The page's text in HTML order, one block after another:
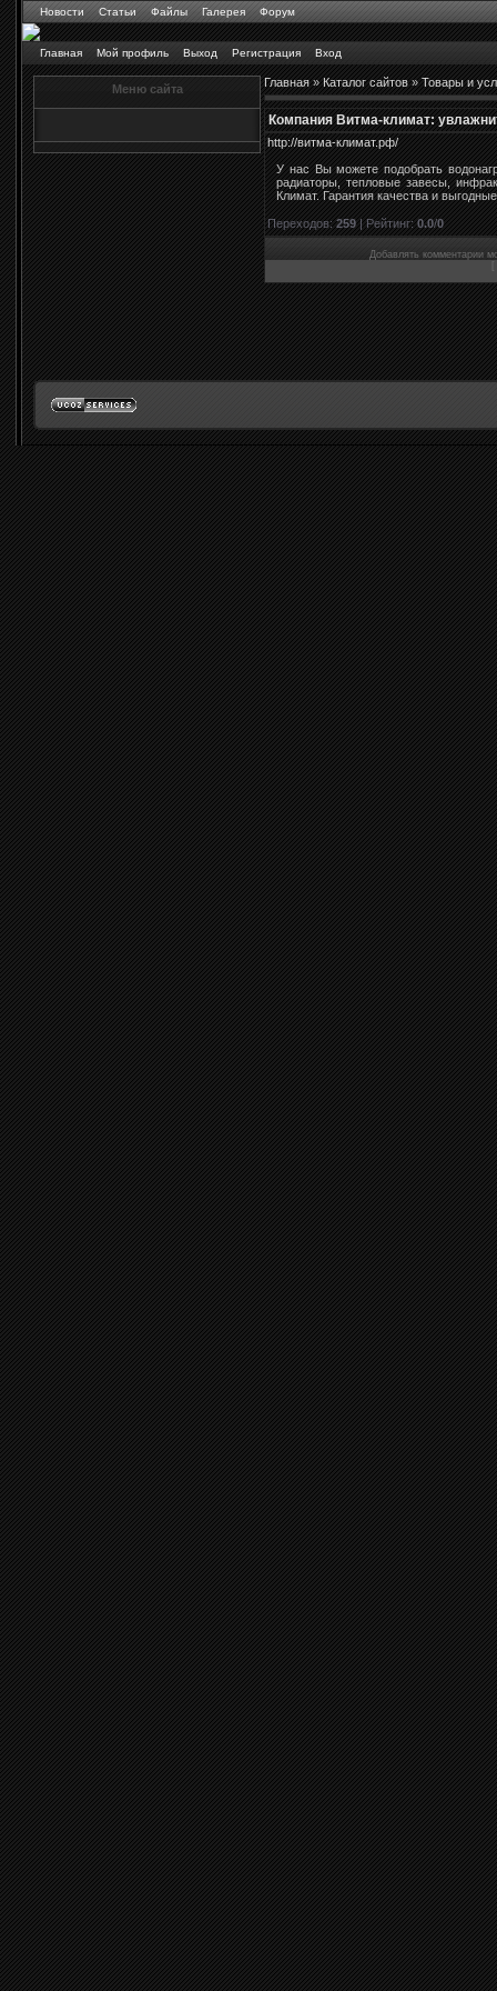
Новости Статьи Файлы Галерея Форум
Главная Мой профиль Выход Регистрация Вход
Меню сайта Главная»Каталог сайтов»Товары и
Компания Витма-климат:
http://витма-климат.рф/
У нас Вы можете подобрать
радиаторы, тепловые завесы,
Климат. Гарантия качества и
Переходов:259|Рейтинг:0.0/0
Добавлять комментарии